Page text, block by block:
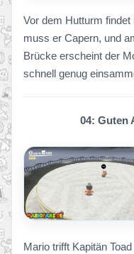
Vor dem Hutturm
muss er Capern, und
Brücke erscheint der
schnell genug
04: Guten
Mario trifft Kapitän